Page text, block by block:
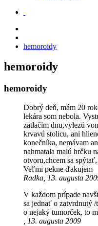
hemoroidy
hemoroidy
hemoroidy
Dobrý deň, mám 20
lekára som nebola.
zatlačím dnu,vylezú
krvavú stolicu, ani
konečníka, nemávam
nahmatala malú hrčku
otvoru,chcem sa
Veľmi pekne ďakujem
Radka, 13. augusta
V každom prípade
sa jednať o zatvrdnutý
o nejaký tumorček, to
, 13. augusta 2009